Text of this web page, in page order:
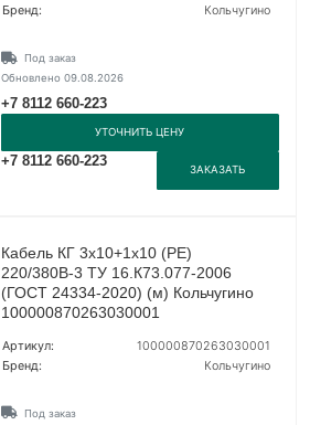
Бренд:
Кольчугино
Под заказ
Обновлено 09.08.2026
+7 8112 660-223
УТОЧНИТЬ ЦЕНУ
+7 8112 660-223
ЗАКАЗАТЬ
Кабель КГ 3х10+1х10 (PE)
220/380В-3 ТУ 16.К73.077-2006
(ГОСТ 24334-2020) (м) Кольчугино
100000870263030001
Артикул:
100000870263030001
Бренд:
Кольчугино
Под заказ